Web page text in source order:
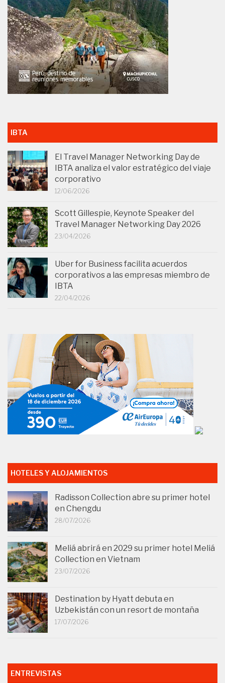
IBTA
El Travel Manager Networking Day de
IBTA analiza el valor estratégico del viaje
corporativo
12/06/2026
Scott Gillespie, Keynote Speaker del
Travel Manager Networking Day 2026
23/04/2026
Uber for Business facilita acuerdos
corporativos a las empresas miembro de
IBTA
22/04/2026
HOTELES Y ALOJAMIENTOS
Radisson Collection abre su primer hotel
en Chengdu
28/07/2026
Meliá abrirá en 2029 su primer hotel Meliá
Collection en Vietnam
23/07/2026
Destination by Hyatt debuta en
Uzbekistán con un resort de montaña
17/07/2026
ENTREVISTAS